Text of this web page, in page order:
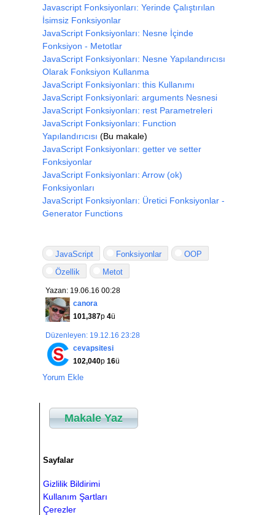
Javascript Fonksiyonları: Yerinde Çalıştırılan
İsimsiz Fonksiyonlar
JavaScript Fonksiyonları: Nesne İçinde
Fonksiyon - Metotlar
JavaScript Fonksiyonları: Nesne Yapılandırıcısı
Olarak Fonksiyon Kullanma
JavaScript Fonksiyonları: this Kullanımı
JavaScript Fonksiyonlari: arguments Nesnesi
JavaScript Fonksiyonları: rest Parametreleri
JavaScript Fonksiyonları: Function
Yapılandırıcısı (Bu makale)
JavaScript Fonksiyonları: getter ve setter
Fonksiyonlar
JavaScript Fonksiyonları: Arrow (ok)
Fonksiyonları
JavaScript Fonksiyonları: Üretici Fonksiyonlar -
Generator Functions
JavaScript Fonksiyonlar
OOP
Özellik
Metot
Yazan: 19.06.16 00:28
canora
101,387p 4ü
Düzenleyen: 19.12.16 23:28
cevapsitesi
102,040p 16ü
Yorum Ekle
Makale Yaz
Sayfalar
Gizlilik Bildirimi
Kullanım Şartları
Çerezler